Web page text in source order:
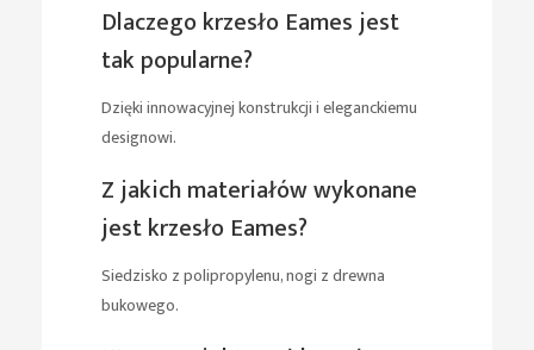
Dlaczego krzesło Eames jest
tak popularne?
Dzięki innowacyjnej konstrukcji i eleganckiemu
designowi.
Z jakich materiałów wykonane
jest krzesło Eames?
Siedzisko z polipropylenu, nogi z drewna
bukowego.